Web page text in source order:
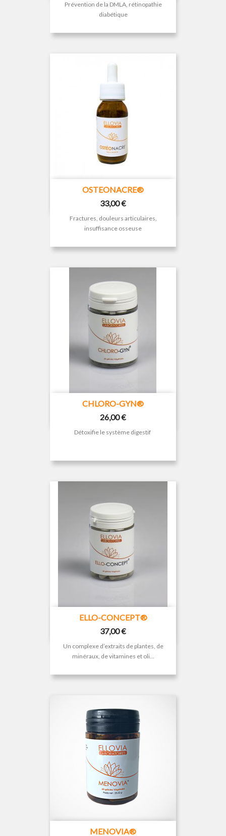
Prévention de la DMLA, rétinopathie
diabétique
OSTEONACRE®
Prix
33,00 €
Fractures, douleurs articulaires,
insuffisance osseuse
CHLORO-GYN®
Prix
26,00 €
Détoxifie le système digestif
ELLO-CONCEPT®
Prix
37,00 €
Un complexe d’extraits de plantes, de
minéraux, de vitamines et oli...
MENOVIA®